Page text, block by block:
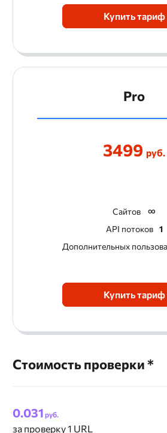
Купить тариф
Pro
3499 руб.
Сайтов
API потоков
1
Дополнительных
Купить тариф
Стоимость проверки *
0.031 руб.
за проверку 1 URL